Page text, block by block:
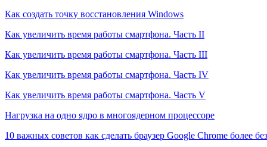
Как создать точку восстановления Windows
Как увеличить время работы смартфона. Часть II
Как увеличить время работы смартфона. Часть III
Как увеличить время работы смартфона. Часть IV
Как увеличить время работы смартфона. Часть V
Нагрузка на одно ядро в многоядерном процессоре
10 важных советов как сделать браузер Google Chrome более